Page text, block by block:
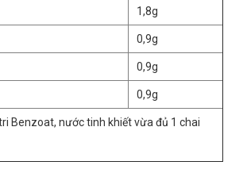
1,8g
0,9g
0,9g
0,9g
Benzoat, nước tinh khiết vừa đủ 1 chai